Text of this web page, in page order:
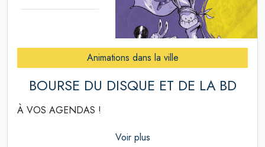
Animations dans la ville
BOURSE DU DISQUE ET DE LA BD
À VOS AGENDAS !
Voir plus